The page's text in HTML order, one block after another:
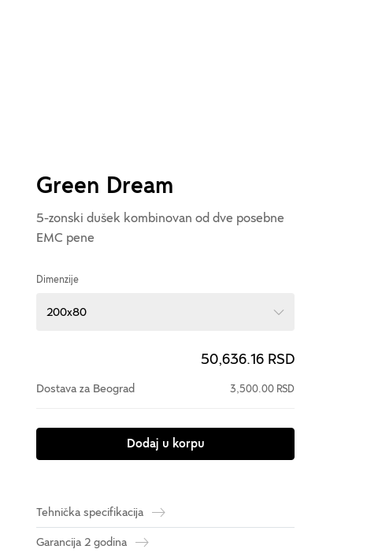
Green Dream
5-zonski dušek kombinovan od dve posebne
EMC pene
Dimenzije
200x80
50,636.16 RSD
Dostava za Beograd 3,500.00 RSD
Dodaj u korpu
Tehnička specifikacija
Garancija 2 godina